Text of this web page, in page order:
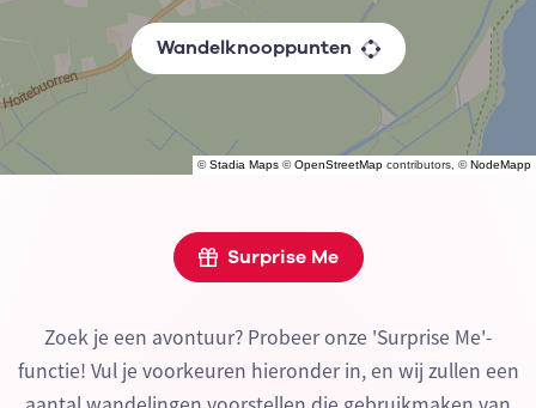
©Stadia Maps ©OpenStreetMap contributors, ©NodeMapp
Wandelknooppunten
Surprise Me
Zoek je een avontuur? Probeer onze 'Surprise Me'-
functie! Vul je voorkeuren hieronder in, en wij zullen een